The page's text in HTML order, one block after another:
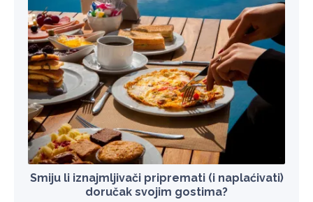
Smiju li iznajmljivači pripremati (i naplaćivati)
doručak svojim gostima?